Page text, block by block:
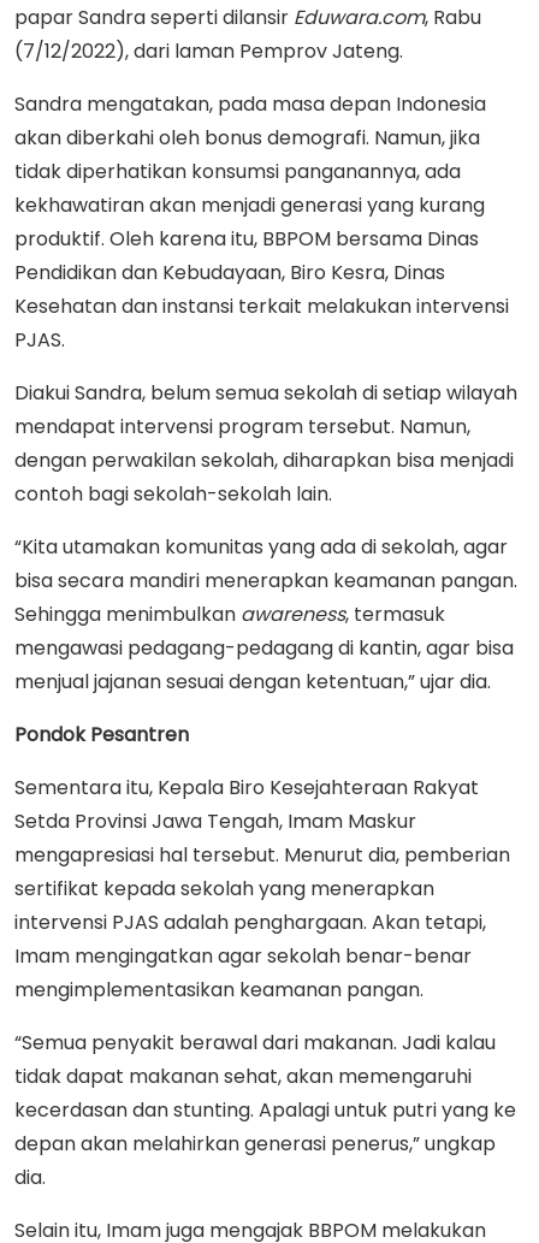
papar Sandra seperti dilansir Eduwara.com, Rabu
(7/12/2022), dari laman Pemprov Jateng.
Sandra mengatakan, pada masa depan Indonesia
akan diberkahi oleh bonus demografi. Namun, jika
tidak diperhatikan konsumsi panganannya, ada
kekhawatiran akan menjadi generasi yang kurang
produktif. Oleh karena itu, BBPOM bersama Dinas
Pendidikan dan Kebudayaan, Biro Kesra, Dinas
Kesehatan dan instansi terkait melakukan intervensi
PJAS.
Diakui Sandra, belum semua sekolah di setiap wilayah
mendapat intervensi program tersebut. Namun,
dengan perwakilan sekolah, diharapkan bisa menjadi
contoh bagi sekolah-sekolah lain.
“Kita utamakan komunitas yang ada di sekolah, agar
bisa secara mandiri menerapkan keamanan pangan.
Sehingga menimbulkan awareness, termasuk
mengawasi pedagang-pedagang di kantin, agar bisa
menjual jajanan sesuai dengan ketentuan,” ujar dia.
Pondok Pesantren
Sementara itu, Kepala Biro Kesejahteraan Rakyat
Setda Provinsi Jawa Tengah, Imam Maskur
mengapresiasi hal tersebut. Menurut dia, pemberian
sertifikat kepada sekolah yang menerapkan
intervensi PJAS adalah penghargaan. Akan tetapi,
Imam mengingatkan agar sekolah benar-benar
mengimplementasikan keamanan pangan.
“Semua penyakit berawal dari makanan. Jadi kalau
tidak dapat makanan sehat, akan memengaruhi
kecerdasan dan stunting. Apalagi untuk putri yang ke
depan akan melahirkan generasi penerus,” ungkap
dia.
Selain itu, Imam juga mengajak BBPOM melakukan